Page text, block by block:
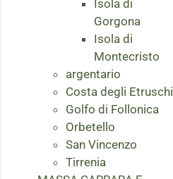
Isola di
Gorgona
Isola di
Montecristo
argentario
Costa degli Etruschi
Golfo di Follonica
Orbetello
San Vincenzo
Tirrenia